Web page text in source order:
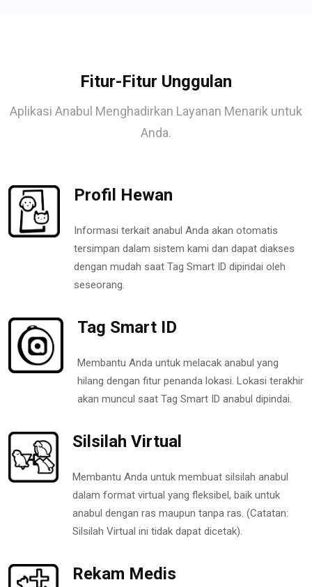
Fitur-Fitur Unggulan
Aplikasi Anabul Menghadirkan Layanan Menarik untuk
Anda.
Profil Hewan
Informasi terkait anabul Anda akan otomatis
tersimpan dalam sistem kami dan dapat diakses
dengan mudah saat Tag Smart ID dipindai oleh
seseorang.
Tag Smart ID
Membantu Anda untuk melacak anabul yang
hilang dengan fitur penanda lokasi. Lokasi terakhir
akan muncul saat Tag Smart ID anabul dipindai.
Silsilah Virtual
Membantu Anda untuk membuat silsilah anabul
dalam format virtual yang fleksibel, baik untuk
anabul dengan ras maupun tanpa ras. (Catatan:
Silsilah Virtual ini tidak dapat dicetak).
Rekam Medis